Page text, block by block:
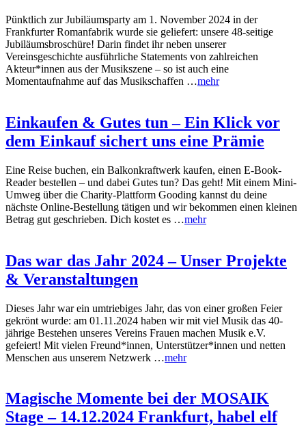
Pünktlich zur Jubiläumsparty am 1. November 2024 in der
Frankfurter Romanfabrik wurde sie geliefert: unsere 48-seitige
Jubiläumsbroschüre! Darin findet ihr neben unserer
Vereinsgeschichte ausführliche Statements von zahlreichen
Akteur*innen aus der Musikszene – so ist auch eine
Momentaufnahme auf das Musikschaffen …mehr
Einkaufen & Gutes tun – Ein Klick vor
dem Einkauf sichert uns eine Prämie
Eine Reise buchen, ein Balkonkraftwerk kaufen, einen E-Book-
Reader bestellen – und dabei Gutes tun? Das geht! Mit einem Mini-
Umweg über die Charity-Plattform Gooding kannst du deine
nächste Online-Bestellung tätigen und wir bekommen einen kleinen
Betrag gut geschrieben. Dich kostet es …mehr
Das war das Jahr 2024 – Unser Projekte
& Veranstaltungen
Dieses Jahr war ein umtriebiges Jahr, das von einer großen Feier
gekrönt wurde: am 01.11.2024 haben wir mit viel Musik das 40-
jährige Bestehen unseres Vereins Frauen machen Musik e.V.
gefeiert! Mit vielen Freund*innen, Unterstützer*innen und netten
Menschen aus unserem Netzwerk …mehr
Magische Momente bei der MOSAIK
Stage – 14.12.2024 Frankfurt, habel elf